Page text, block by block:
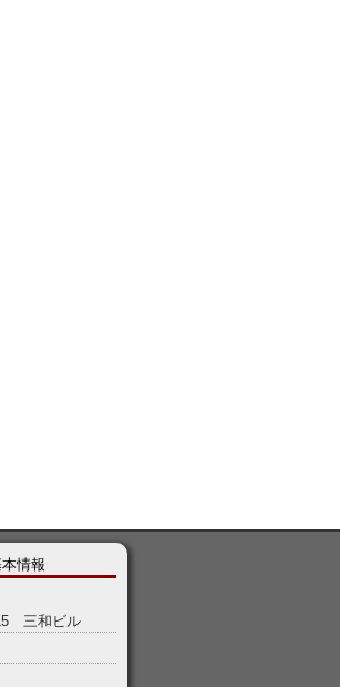
情報
三和ビル